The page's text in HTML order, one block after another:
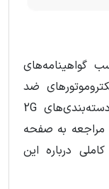
گواهینامه‌های
ضد
انفجار برای ZONE های 1 و 2 انفجاری و دسته‌بندی‌های 2G
درباره این